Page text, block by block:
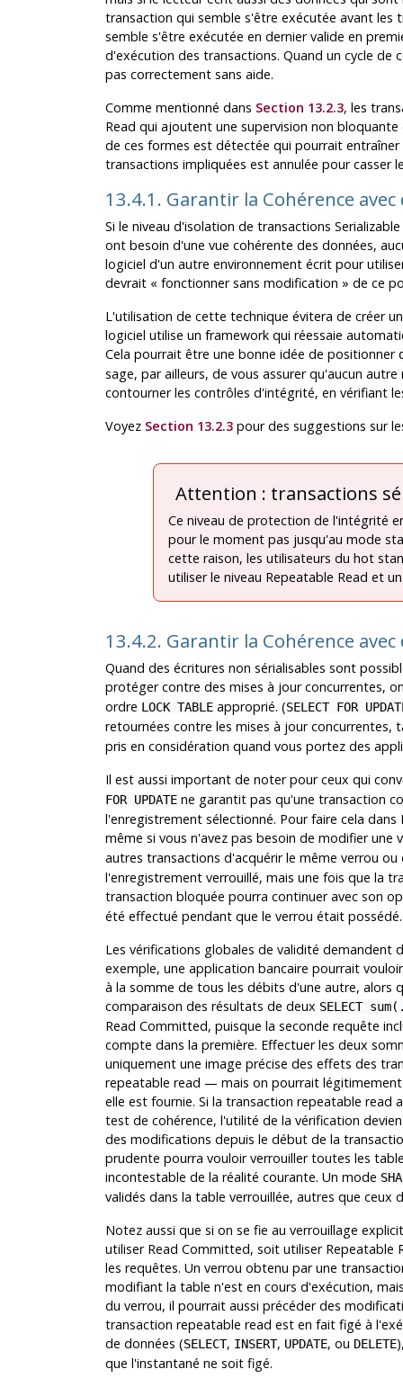
transaction qui semble s'être exécutée avant les
semble s'être exécutée en dernier valide en
d'exécution des transactions. Quand un cycle
pas correctement sans aide.
Comme mentionné dans Section 13.2.3, les
Read qui ajoutent une supervision non
de ces formes est détectée qui pourrait
transactions impliquées est annulée pour casser
13.4.1. Garantir la Cohérence
Si le niveau d'isolation de transactions
ont besoin d'une vue cohérente des données,
logiciel d'un autre environnement écrit pour
devrait « fonctionner sans modification » de ce
L'utilisation de cette technique évitera de créer
logiciel utilise un framework qui réessaie
Cela pourrait être une bonne idée de positionner
sage, par ailleurs, de vous assurer qu'aucun
contourner les contrôles d'intégrité, en vérifiant
Voyez Section 13.2.3pour des suggestions sur
Attention : transactions
Ce niveau de protection de l'intégrité
pour le moment pas jusqu'au mode
cette raison, les utilisateurs du hot
utiliser le niveau Repeatable Read et
13.4.2. Garantir la Cohérence
Quand des écritures non sérialisables sont
protéger contre des mises à jour concurrentes,
ordre LOCK TABLEapproprié. (SELECT FOR
retournées contre les mises à jour concurrentes,
pris en considération quand vous portez des
Il est aussi important de noter pour ceux qui
FOR UPDATEne garantit pas qu'une transaction
l'enregistrement sélectionné. Pour faire cela dans
même si vous n'avez pas besoin de modifier une
autres transactions d'acquérir le même verrou
l'enregistrement verrouillé, mais une fois que la
transaction bloquée pourra continuer avec son
été effectué pendant que le verrou était possédé.
Les vérifications globales de validité demandent
exemple, une application bancaire pourrait
à la somme de tous les débits d'une autre, alors
comparaison des résultats de deux SELECT
Read Committed, puisque la seconde requête
compte dans la première. Effectuer les deux
uniquement une image précise des effets des
repeatable read — mais on pourrait
elle est fournie. Si la transaction repeatable
test de cohérence, l'utilité de la vérification
des modifications depuis le début de la
prudente pourra vouloir verrouiller toutes les
incontestable de la réalité courante. Un mode
validés dans la table verrouillée, autres que ceux
Notez aussi que si on se fie au verrouillage
utiliser Read Committed, soit utiliser
les requêtes. Un verrou obtenu par une
modifiant la table n'est en cours d'exécution,
du verrou, il pourrait aussi précéder des
transaction repeatable read est en fait figé à
de données (SELECT, INSERT, UPDATE, ou DELETE
que l'instantané ne soit figé.